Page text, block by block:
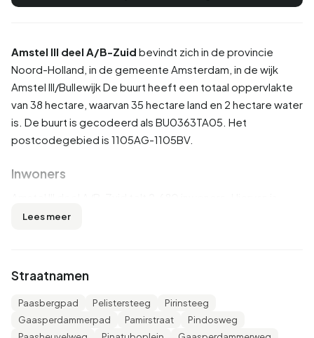
Amstel III deel A/B-Zuid bevindt zich in de provincie
Noord-Holland , in de gemeente Amsterdam , in de wijk
Amstel III/BullewijkDe buurt heeft een totaal oppervlakte
van 38 hectare, waarvan 35 hectare land en 2 hectare water
is. De buurt is gecodeerd als BU0363TA05. Het
postcodegebied is 1105AG-1105BV.
Inwoners
48,3% man en 51,5% vrouw. De meeste inwoners zijn 25
gehuwd en 1,1% is gescheiden. 425 inwoners komen uit
Nederland, 750 komen uit Europa en 1.510 komen uit
landen buiten Europa.
Lees meer
Straatnamen
Paasbergpad Pelistersteeg
Pirinsteeg
Gaasperdammerpad
Pamirstraat
Pindosweg